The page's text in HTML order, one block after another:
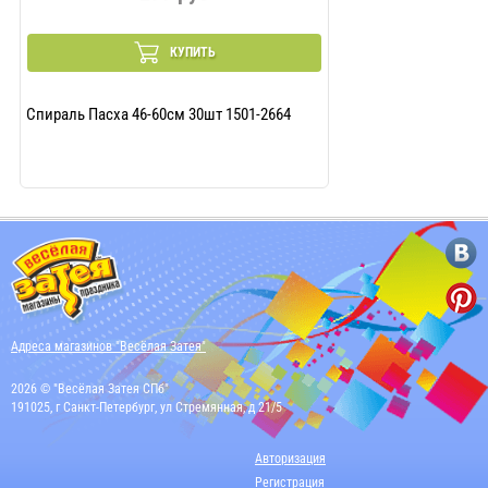
КУПИТЬ
Спираль Пасха 46-60см 30шт 1501-2664
Адреса магазинов "Весёлая Затея"
2026 © "Весёлая Затея СПб"
191025, г Санкт-Петербург, ул Стремянная, д 21/5
Авторизация
Регистрация